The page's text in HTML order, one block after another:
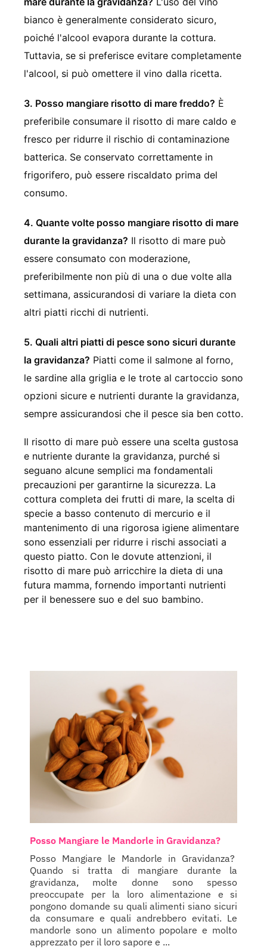
bianco è generalmente considerato sicuro,
poiché l'alcool evapora durante la cottura.
Tuttavia, se si preferisce evitare completamente
l'alcool, si può omettere il vino dalla ricetta.
3. Posso mangiare risotto di mare freddo? È
preferibile consumare il risotto di mare caldo e
fresco per ridurre il rischio di contaminazione
batterica. Se conservato correttamente in
frigorifero, può essere riscaldato prima del
consumo.
4. Quante volte posso mangiare risotto di mare
durante la gravidanza? Il risotto di mare può
essere consumato con moderazione,
preferibilmente non più di una o due volte alla
settimana, assicurandosi di variare la dieta con
altri piatti ricchi di nutrienti.
5. Quali altri piatti di pesce sono sicuri durante
la gravidanza? Piatti come il salmone al forno,
le sardine alla griglia e le trote al cartoccio sono
opzioni sicure e nutrienti durante la gravidanza,
sempre assicurandosi che il pesce sia ben cotto.
Il risotto di mare può essere una scelta gustosa
e nutriente durante la gravidanza, purché si
seguano alcune semplici ma fondamentali
precauzioni per garantirne la sicurezza. La
cottura completa dei frutti di mare, la scelta di
specie a basso contenuto di mercurio e il
mantenimento di una rigorosa igiene alimentare
sono essenziali per ridurre i rischi associati a
questo piatto. Con le dovute attenzioni, il
risotto di mare può arricchire la dieta di una
futura mamma, fornendo importanti nutrienti
per il benessere suo e del suo bambino.
Posso Mangiare le Mandorle in Gravidanza?
Posso Mangiare le Mandorle in Gravidanza?
Quando si tratta di mangiare durante la
gravidanza, molte donne sono spesso
preoccupate per la loro alimentazione e si
pongono domande su quali alimenti siano sicuri
da consumare e quali andrebbero evitati. Le
mandorle sono un alimento popolare e molto
apprezzato per il loro sapore e ...